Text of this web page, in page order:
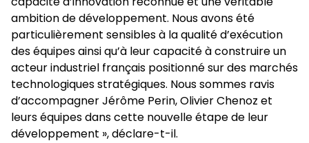
ambition de développement. Nous avons été
particulièrement sensibles à la qualité d’exécution
des équipes ainsi qu’à leur capacité à construire un
acteur industriel français positionné sur des marchés
technologiques stratégiques. Nous sommes ravis
d’accompagner Jérôme Perin, Olivier Chenoz et
leurs équipes dans cette nouvelle étape de leur
développement », déclare-t-il.